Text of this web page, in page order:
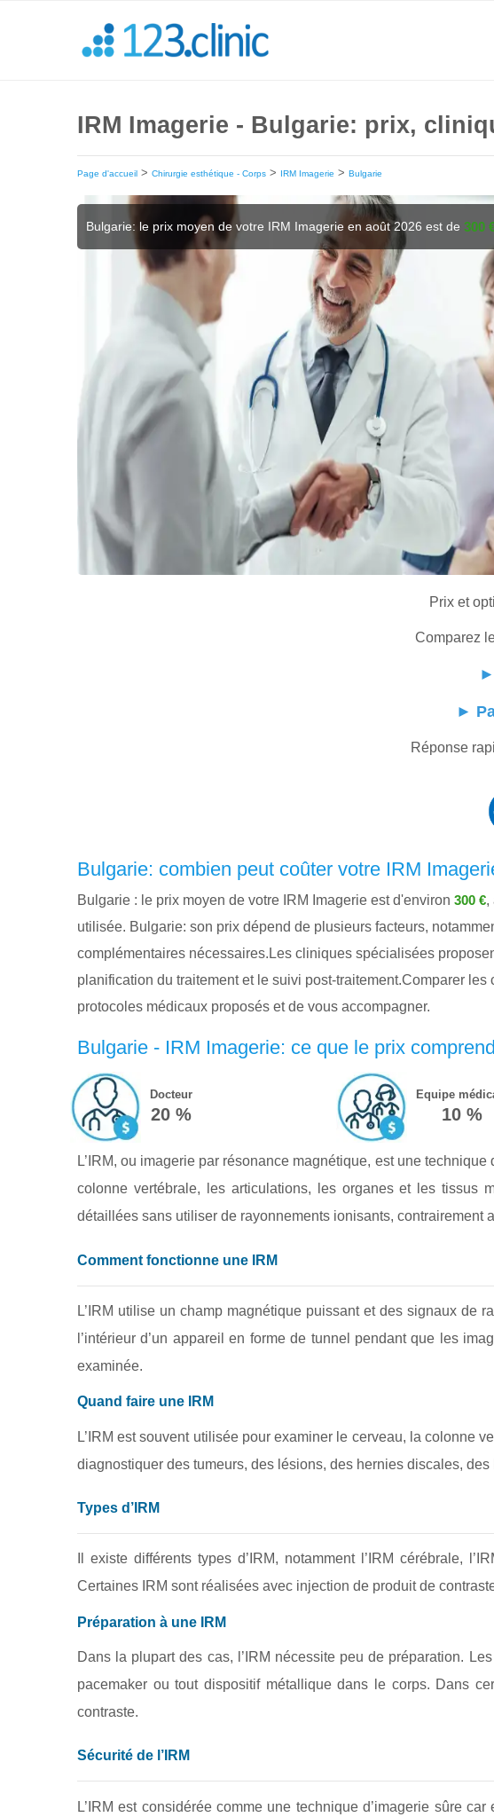
IRM Imagerie - Bulgarie: prix,
Page d'accueil > Chirurgie esthétique - Corps > IRM Imagerie > Bulgarie
Bulgarie: le prix moyen de votre IRM Imagerie en août 2026 est de 300
Prix et
Comparez
►
►
Réponse
Bulgarie: combien peut coûter votre IRM
Bulgarie : le prix moyen de votre IRM Imagerie est d'environ 300 €,
utilisée. Bulgarie: son prix dépend de plusieurs facteurs,
complémentaires nécessaires.Les cliniques spécialisées
planification du traitement et le suivi post-traitement.Comparer
protocoles médicaux proposés et de vous accompagner.
Bulgarie - IRM Imagerie: ce que le prix
Docteur
20 %
Equipe
10 %
L’IRM, ou imagerie par résonance magnétique, est une
colonne vertébrale, les articulations, les organes et les tissus
détaillées sans utiliser de rayonnements ionisants, contrairement
Comment fonctionne une IRM
L’IRM utilise un champ magnétique puissant et des signaux de
l’intérieur d’un appareil en forme de tunnel pendant que les
examinée.
Quand faire une IRM
L’IRM est souvent utilisée pour examiner le cerveau, la colonne
diagnostiquer des tumeurs, des lésions, des hernies discales,
Types d’IRM
Il existe différents types d’IRM, notamment l’IRM cérébrale,
Certaines IRM sont réalisées avec injection de produit de
Préparation à une IRM
Dans la plupart des cas, l’IRM nécessite peu de préparation.
pacemaker ou tout dispositif métallique dans le corps. Dans
contraste.
Sécurité de l’IRM
L’IRM est considérée comme une technique d’imagerie sûre